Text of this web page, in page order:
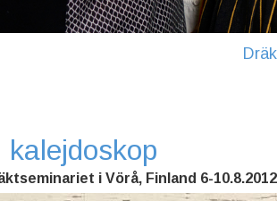
i Vörå, Finland 6-